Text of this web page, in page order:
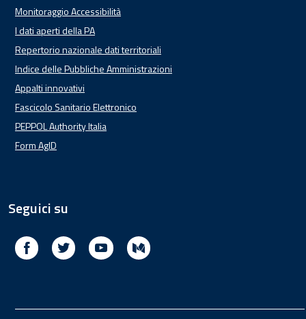
Monitoraggio Accessibilità
I dati aperti della PA
Repertorio nazionale dati territoriali
Indice delle Pubbliche Amministrazioni
Appalti innovativi
Fascicolo Sanitario Elettronico
PEPPOL Authority Italia
Form AgID
Seguici su
Facebook Twitter Youtube